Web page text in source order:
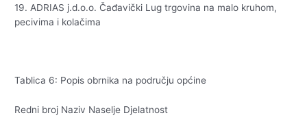
19. ADRIAS j.d.o.o. Čađavički Lug trgovina na malo kruhom,
pecivima i kolačima
Tablica 6: Popis obrnika na području općine
Redni broj Naziv Naselje Djelatnost